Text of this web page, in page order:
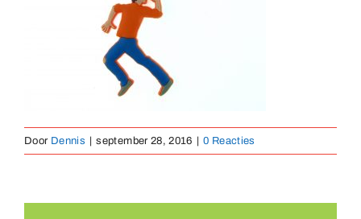
Door Dennis september 28, 2016 0 Reacties